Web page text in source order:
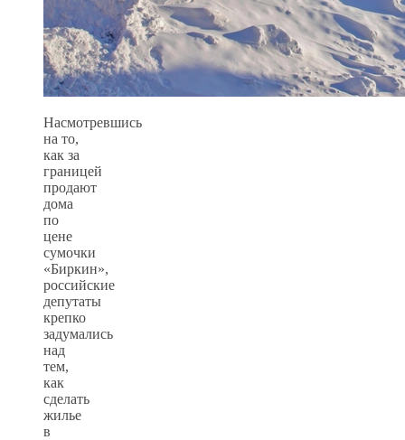
Насмотревшись
на то,
как за
границей
продают
дома
по
цене
сумочки
«Биркин»,
российские
депутаты
крепко
задумались
над
тем,
как
сделать
жилье
в